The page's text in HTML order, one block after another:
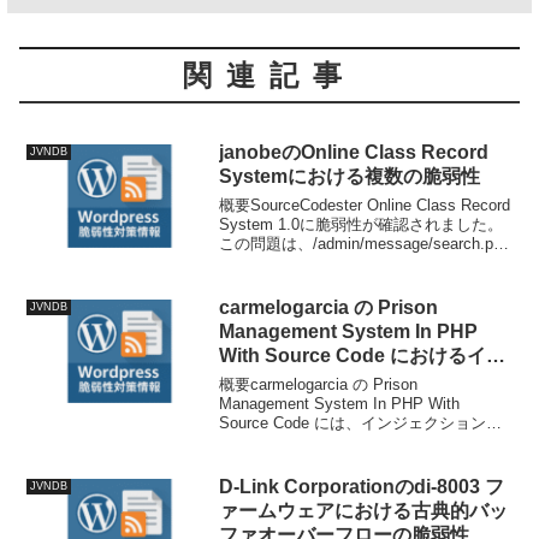
関連記事
JVNDB
janobeのOnline Class Record
Systemにおける複数の脆弱性
概要SourceCodester Online Class Record
System 1.0に脆弱性が確認されました。
この問題は、/admin/message/search.php
JVNDB
carmelogarcia の Prison
Management System In PHP
With Source Code におけるイン
ジェクションに関する脆弱性
概要carmelogarcia の Prison
Management System In PHP With
Source Code には、インジェクションに
20...
JVNDB
D-Link Corporationのdi-8003 フ
ァームウェアにおける古典的バッ